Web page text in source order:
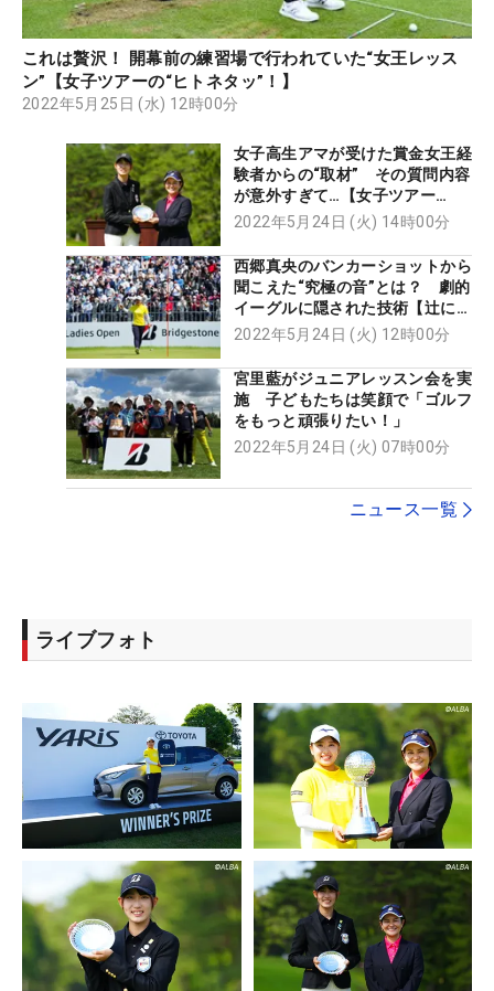
これは贅沢！ 開幕前の練習場で行われていた“女王レッス
ン”【女子ツアーの“ヒトネタッ”！】
2022年5月25日 (水) 12時00分
女子高生アマが受けた賞金女王経
験者からの“取材” その質問内容
が意外すぎて…【女子ツアー
の“ヒトネタッ”！】
2022年5月24日 (火) 14時00分
西郷真央のバンカーショットから
聞こえた“究極の音”とは？ 劇的
イーグルに隠された技術【辻にぃ
見聞】
2022年5月24日 (火) 12時00分
宮里藍がジュニアレッスン会を実
施 子どもたちは笑顔で「ゴルフ
をもっと頑張りたい！」
2022年5月24日 (火) 07時00分
ニュース一覧
ライブフォト